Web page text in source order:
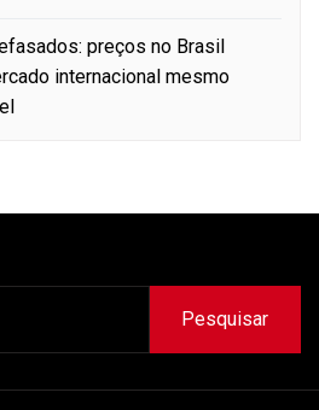
preços no Brasil
internacional mesmo